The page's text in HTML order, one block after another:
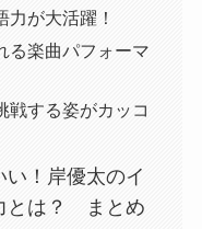
が大活躍！
る楽曲パフォーマ
戦する姿がカッコ
！岸優太のイ
とは？ まとめ